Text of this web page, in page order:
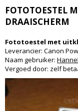
FOTOTOESTEL
DRAAISCHERM
Fototoestel met
Leverancier: Canon
Naam gebruiker:
Vergoed door: zelf